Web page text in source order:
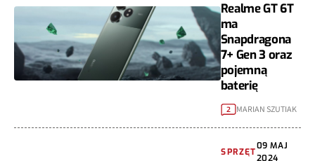
Realme GT 6T
ma
Snapdragona
7+ Gen 3 oraz
pojemną
baterię
2 MARIAN SZUTIAK
SPRZĘT
09 MAJ
2024